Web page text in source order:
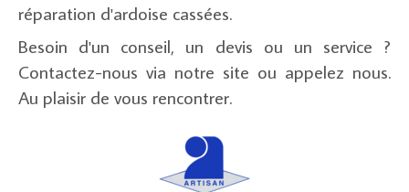
réparation d'ardoise cassées.
Besoin d'un conseil, un devis ou un service ?
Contactez-nous via notre site ou appelez nous.
Au plaisir de vous rencontrer.